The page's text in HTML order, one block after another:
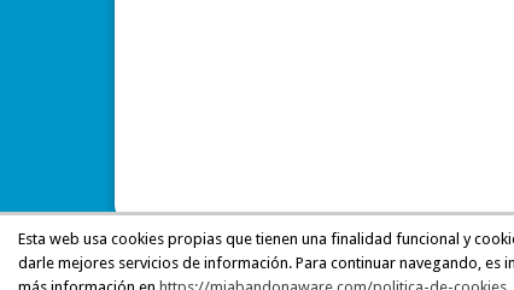
Esta web usa cookies propias que tienen una finalidad funcional y
darle mejores servicios de información. Para continuar navegando,